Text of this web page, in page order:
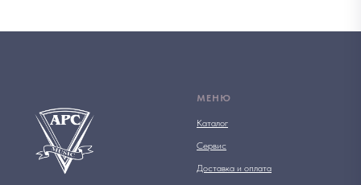
МЕНЮ
Каталог
Сервис
Доставка и оплата